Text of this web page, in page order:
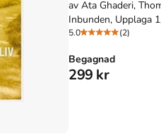
av Ata Ghaderi,
Inbunden, Upplaga
5.0 (2)
Begagnad
299 kr